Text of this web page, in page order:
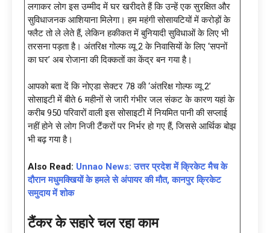
लगाकर लोग इस उम्मीद में घर खरीदते हैं कि उन्हें एक सुरक्षित और
सुविधाजनक आशियाना मिलेगा। हम महंगी सोसायटियों में करोड़ों के
फ्लैट तो ले लेते हैं, लेकिन हकीकत में बुनियादी सुविधाओं के लिए भी
तरसना पड़ता है। अंतरिक्ष गोल्फ व्यू 2 के निवासियों के लिए ‘सपनों
का घर’ अब रोजाना की दिक्कतों का केंद्र बन गया है।
आपको बता दें कि नोएडा सेक्टर 78 की ‘अंतरिक्ष गोल्फ व्यू 2’
सोसाइटी में बीते 6 महीनों से जारी गंभीर जल संकट के कारण यहां के
करीब 950 परिवारों वाली इस सोसाइटी में नियमित पानी की सप्लाई
नहीं होने से लोग निजी टैंकरों पर निर्भर हो गए हैं, जिससे आर्थिक बोझ
भी बढ़ गया है।
Also Read: Unnao News: उत्तर प्रदेश में क्रिकेट मैच के
दौरान मधुमक्खियों के हमले से अंपायर की मौत, कानपुर क्रिकेट
समुदाय में शोक
टैंकर के सहारे चल रहा काम